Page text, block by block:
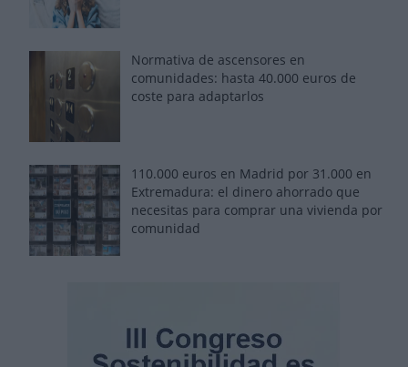
Normativa de ascensores en
comunidades: hasta 40.000 euros de
coste para adaptarlos
110.000 euros en Madrid por 31.000 en
Extremadura: el dinero ahorrado que
necesitas para comprar una vivienda por
comunidad